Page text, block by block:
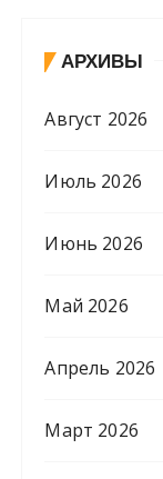
АРХИВЫ
Август 2026
Июль 2026
Июнь 2026
Май 2026
Апрель 2026
Март 2026